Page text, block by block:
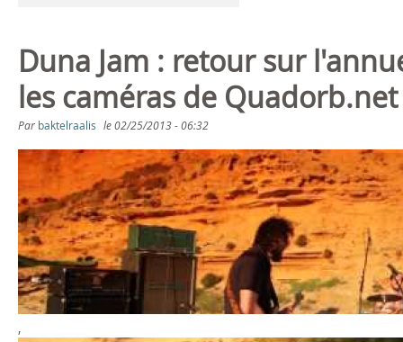
Duna Jam : retour sur
les caméras de Quadorb.net
Par baktelraalis le02/25/2013 - 06:32
D
U
N
A
J
,